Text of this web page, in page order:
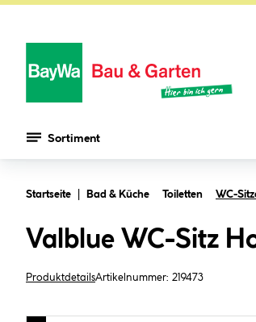
Sortiment
Startseite Bad & Küche Toiletten WC-
Valblue WC-Sitz
ProduktdetailsArtikelnummer: 219473